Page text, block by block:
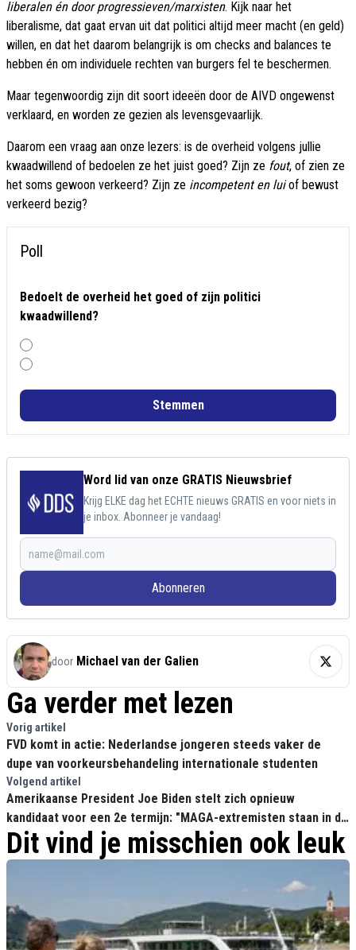
liberalen én door progressieven/marxisten. Kijk naar het
liberalisme, dat gaat ervan uit dat politici altijd meer macht (en geld)
willen, en dat het daarom belangrijk is om checks and balances te
hebben én om individuele rechten van burgers fel te beschermen.
Maar tegenwoordig zijn dit soort ideeën door de AIVD ongewenst
verklaard, en worden ze gezien als levensgevaarlijk.
Daarom een vraag aan onze lezers: is de overheid volgens jullie
kwaadwillend of bedoelen ze het juist goed? Zijn ze fout, of zien ze
het soms gewoon verkeerd? Zijn ze incompetent en luiof bewust
verkeerd bezig?
Poll
Bedoelt de overheid het goed of zijn politici
kwaadwillend?
Stemmen
Word lid van onze GRATIS Nieuwsbrief
Krijg ELKE dag het ECHTE nieuws GRATIS en voor niets in
je inbox. Abonneer je vandaag!
Abonneren
door Michael van der Galien
Ga verder met lezen
Vorig artikel
FVD komt in actie: Nederlandse jongeren steeds vaker de
dupe van voorkeursbehandeling internationale studenten
Volgend artikel
Amerikaanse President Joe Biden stelt zich opnieuw
kandidaat voor een 2e termijn: "MAGA-extremisten staan in de
rij om onze fundamentele vrijheden af te pakken!"
Dit vind je misschien ook leuk